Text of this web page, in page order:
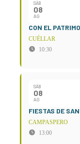
SÁB
08
AG
CON EL
CUÉLLAR
10:30
SÁB
08
AG
FIESTAS DE
CAMPASPERO
13:00